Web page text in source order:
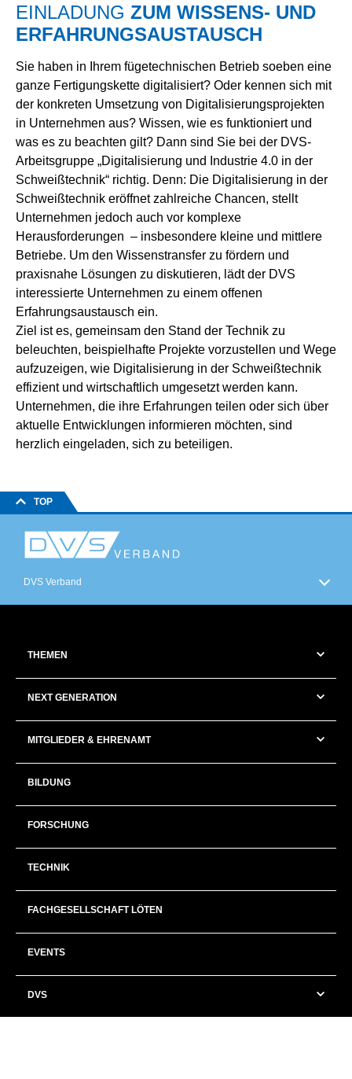
EINLADUNG ZUM WISSENS- UND
ERFAHRUNGSAUSTAUSCH
Sie haben in Ihrem fügetechnischen Betrieb soeben eine
ganze Fertigungskette digitalisiert? Oder kennen sich mit
der konkreten Umsetzung von Digitalisierungsprojekten
in Unternehmen aus? Wissen, wie es funktioniert und
was es zu beachten gilt? Dann sind Sie bei der DVS-
Arbeitsgruppe „Digitalisierung und Industrie 4.0 in der
Schweißtechnik“ richtig. Denn: Die Digitalisierung in der
Schweißtechnik eröffnet zahlreiche Chancen, stellt
Unternehmen jedoch auch vor komplexe
Herausforderungen – insbesondere kleine und mittlere
Betriebe. Um den Wissenstransfer zu fördern und
praxisnahe Lösungen zu diskutieren, lädt der DVS
interessierte Unternehmen zu einem offenen
Erfahrungsaustausch ein.
Ziel ist es, gemeinsam den Stand der Technik zu
beleuchten, beispielhafte Projekte vorzustellen und Wege
aufzuzeigen, wie Digitalisierung in der Schweißtechnik
effizient und wirtschaftlich umgesetzt werden kann.
Unternehmen, die ihre Erfahrungen teilen oder sich über
aktuelle Entwicklungen informieren möchten, sind
herzlich eingeladen, sich zu beteiligen.
TOP
DVS Verband
THEMEN
NEXT GENERATION
MITGLIEDER & EHRENAMT
BILDUNG
FORSCHUNG
TECHNIK
FACHGESELLSCHAFT LÖTEN
EVENTS
DVS